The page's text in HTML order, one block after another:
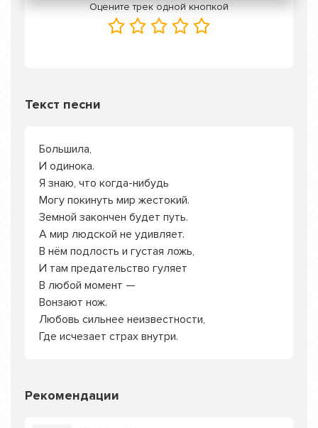
Оцените трек одной кнопкой
Текст песни
Большила,
И одинока.
Я знаю, что когда-нибудь
Могу покинуть мир жестокий.
Земной закончен будет путь.
А мир людской не удивляет.
В нём подлость и густая ложь,
И там предательство гуляет
В любой момент —
Вонзают нож.
Любовь сильнее неизвестности,
Где исчезает страх внутри.
Рекомендации